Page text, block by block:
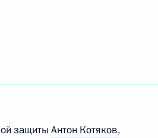
защиты Антон Котяков,